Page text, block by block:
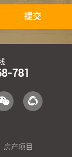
提交
781
房产项目